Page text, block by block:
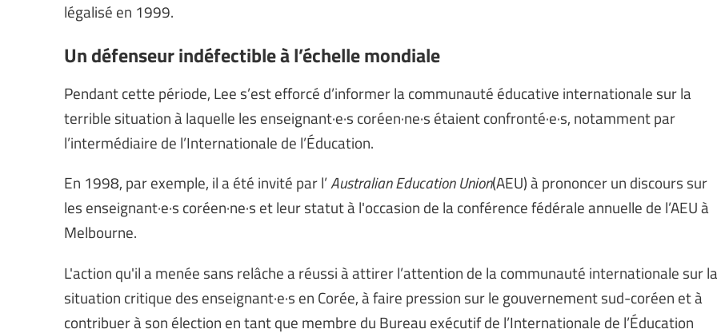
légalisé en 1999.
Un défenseur indéfectible à l’échelle mondiale
Pendant cette période, Lee s’est efforcé d’informer la communauté éducative internationale sur la
terrible situation à laquelle les enseignant·e·s coréen·ne·s étaient confronté·e·s, notamment par
l’intermédiaire de l’Internationale de l’Éducation.
En 1998, par exemple, il a été invité par l’Australian Education Union(AEU) à prononcer un discours sur
les enseignant·e·s coréen·ne·s et leur statut à l'occasion de la conférence fédérale annuelle de l’AEU à
Melbourne.
L'action qu'il a menée sans relâche a réussi à attirer l’attention de la communauté internationale sur la
situation critique des enseignant·e·s en Corée, à faire pression sur le gouvernement sud-coréen et à
contribuer à son élection en tant que membre du Bureau exécutif de l’Internationale de l’Éducation